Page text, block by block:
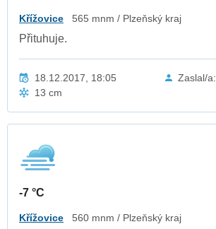
Křížovice 565 mnm / Plzeňský kraj
Přituhuje.
18.12.2017, 18:05 Zaslal/a:
13 cm
-7 °C
Křížovice 560 mnm / Plzeňský kraj